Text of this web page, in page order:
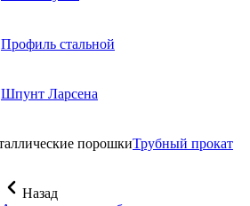
Профиль стальной
Шпунт Ларсена
Трубный прокат
Назад